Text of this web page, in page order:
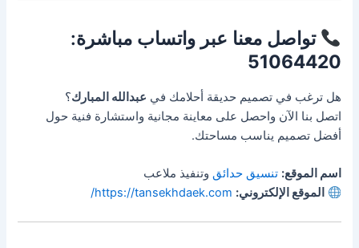
تواصل معنا عبر واتساب مباشرة:
51064420
هل ترغب في تصميم حديقة أحلامك في عبدالله المبارك؟
اتصل بنا الآن واحصل على معاينة مجانية واستشارة فنية حول
أفضل تصميم يناسب مساحتك.
اسم الموقع: تنسيق حدائق وتنفيذ ملاعب
الموقع الإلكتروني: https://tansekhdaek.com/